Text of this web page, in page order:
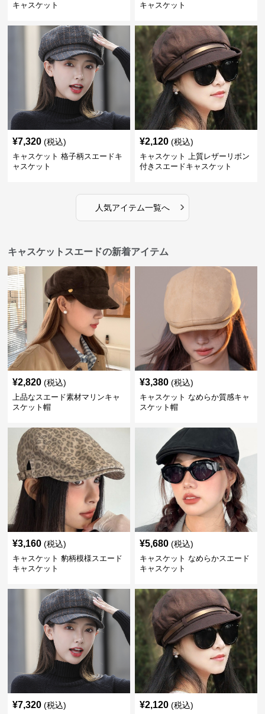
キャスケット
キャスケット
¥7,320 (税込)
キャスケット 格子柄スエードキ
ャスケット
¥2,120 (税込)
キャスケット 上質レザーリボン
付きスエードキャスケット
人気アイテム一覧へ ›
キャスケットスエードの新着アイテム
¥2,820 (税込)
上品なスエード素材マリンキャ
スケット帽
¥3,380 (税込)
キャスケット なめらか質感キャ
スケット帽
¥3,160 (税込)
キャスケット 豹柄模様スエード
キャスケット
¥5,680 (税込)
キャスケット なめらかスエード
キャスケット
¥7,320 (税込) ¥2,120 (税込)